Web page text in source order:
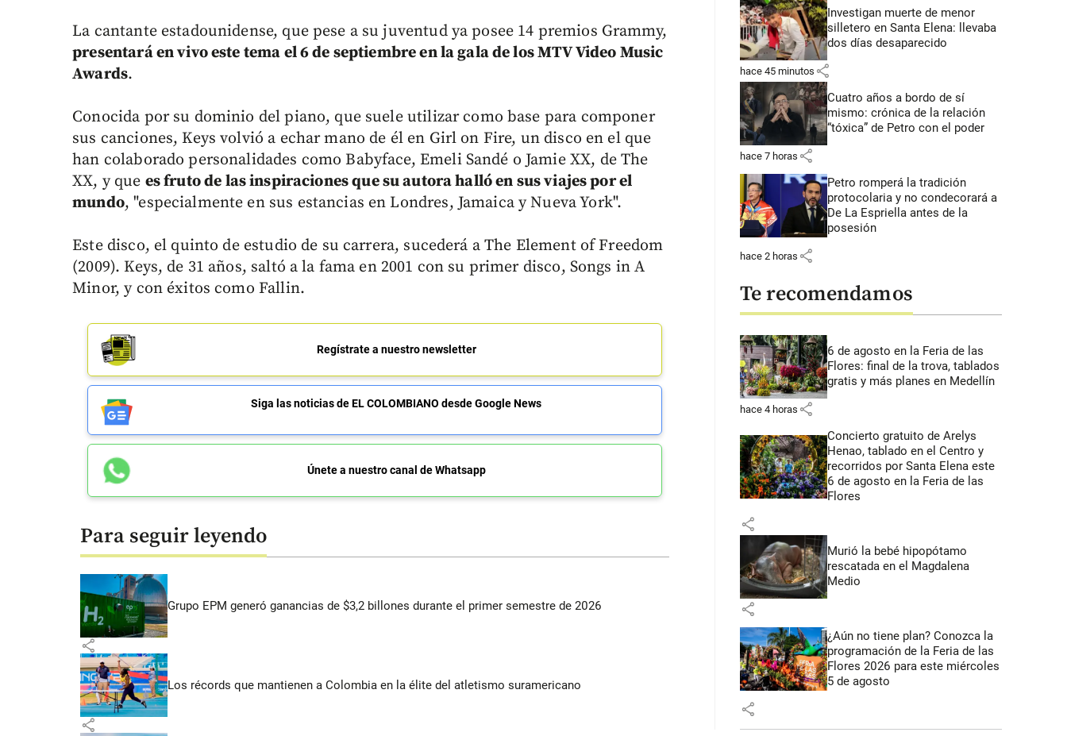
La cantante estadounidense, que pese a su juventud ya posee 14 premios Grammy,
presentará en vivo este tema el 6 de septiembre en la gala de los MTV Video Music
Awards.
Conocida por su dominio del piano, que suele utilizar como base para componer
sus canciones, Keys volvió a echar mano de él en Girl on Fire, un disco en el que
han colaborado personalidades como Babyface, Emeli Sandé o Jamie XX, de The
XX, y que es fruto de las inspiraciones que su autora halló en sus viajes por el
mundo, "especialmente en sus estancias en Londres, Jamaica y Nueva York".
Este disco, el quinto de estudio de su carrera, sucederá a The Element of Freedom
(2009). Keys, de 31 años, saltó a la fama en 2001 con su primer disco, Songs in A
Minor, y con éxitos como Fallin.
Regístrate a nuestro newsletter
Siga las noticias de EL COLOMBIANO desde Google News
Únete a nuestro canal de Whatsapp
Para seguir leyendo
Grupo EPM generó ganancias de $3,2 billones durante el primer semestre de 2026
share
Los récords que mantienen a Colombia en la élite del atletismo suramericano
share
Investigan muerte de menor
silletero en Santa Elena: llevaba
dos días desaparecido
hace 45 minutos share
Cuatro años a bordo de sí
mismo: crónica de la relación
“tóxica” de Petro con el poder
hace 7 horas share
Petro romperá la tradición
protocolaria y no condecorará a
De La Espriella antes de la
posesión
hace 2 horas share
Te recomendamos
6 de agosto en la Feria de las
Flores: final de la trova, tablados
gratis y más planes en Medellín
hace 4 horas share
Concierto gratuito de Arelys
Henao, tablado en el Centro y
recorridos por Santa Elena este
6 de agosto en la Feria de las
Flores
share
Murió la bebé hipopótamo
rescatada en el Magdalena
Medio
share
¿Aún no tiene plan? Conozca la
programación de la Feria de las
Flores 2026 para este miércoles
5 de agosto
share